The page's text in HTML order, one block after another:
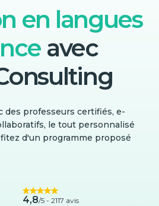
en langues
avec
des professeurs certifiés, e-
le tout personnalisé
d'un programme proposé
4,8/5 - 2117 avis